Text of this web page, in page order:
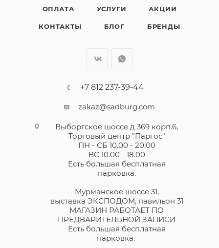
ОПЛАТА УСЛУГИ АКЦИИ
КОНТАКТЫ БЛОГ БРЕНДЫ
+7 812 237-39-44
zakaz@sadburg.com
Выборгское шоссе д 369 корп.6,
Торговый центр "Паргос"
ПН - СБ 10.00 - 20.00
ВС 10.00 - 18.00
Есть большая бесплатная
парковка.
Мурманское шоссе 31,
выставка ЭКСПОДОМ, павильон 31
МАГАЗИН РАБОТАЕТ ПО
ПРЕДВАРИТЕЛЬНОЙ ЗАПИСИ
Есть большая бесплатная
парковка.